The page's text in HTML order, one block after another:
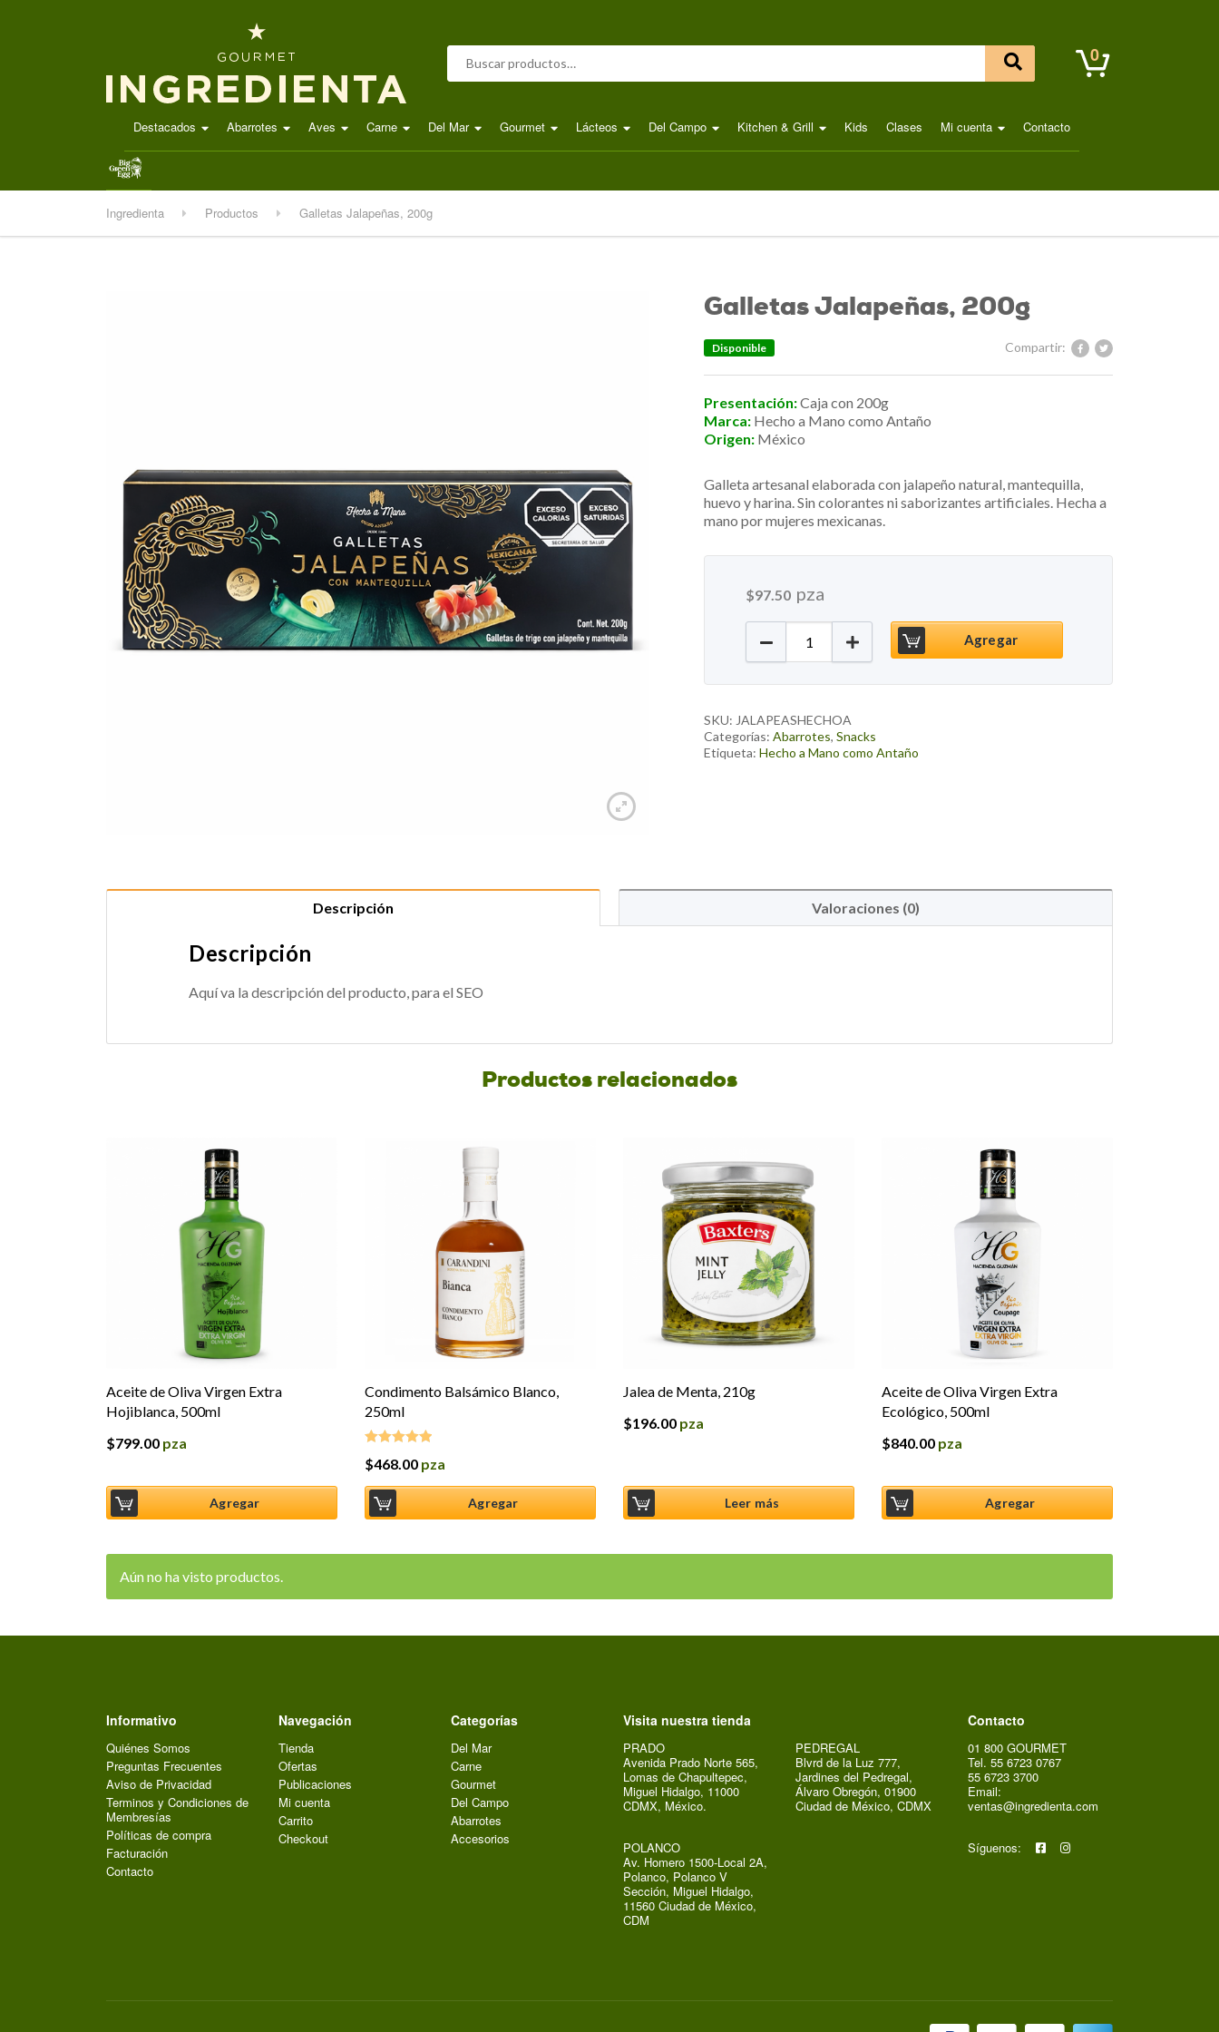
Buscar por: 0
Destacados Abarrotes Aves Carne Del Mar Gourmet Lácteos Del Campo Kitchen & Grill Kids Clases Mi cuenta Contacto
.
Ingredienta Productos Galletas Jalapeñas, 200g
Galletas Jalapeñas, 200g
Compartir:
Disponible
Presentación:Caja con 200g
Marca: Hecho a Mano como Antaño
Origen: México
Galleta artesanal elaborada con jalapeño natural, mantequilla,
huevo y harina. Sin colorantes ni saborizantes artificiales. Hecha a
mano por mujeres mexicanas.
$97.50 pza
Galletas Jalapeñas, 200g cantidad
Agregar
SKU: JALAPEASHECHOA
Categorías:Abarrotes,Snacks
Etiqueta:Hecho a Mano como Antaño
Descripción Valoraciones (0)
Descripción
Aquí va la descripción del producto, para el SEO
Productos relacionados
Aceite de Oliva Virgen Extra
Hojiblanca, 500ml
$799.00 pza
Agregar
Condimento Balsámico Blanco,
250ml
Valorado en
$468.00 pza
Agregar
Jalea de Menta, 210g
$196.00 pza
Leer más
Aceite de Oliva Virgen Extra
Ecológico, 500ml
$840.00 pza
Agregar
Aún no ha visto productos.
Informativo
Quiénes Somos
Preguntas Frecuentes
Aviso de Privacidad
Terminos y Condiciones de
Membresías
Políticas de compra
Facturación
Contacto
Navegación
Tienda
Ofertas
Publicaciones
Mi cuenta
Carrito
Checkout
Categorías
Del Mar
Carne
Gourmet
Del Campo
Abarrotes
Accesorios
Visita nuestra tienda
PRADO
Avenida Prado Norte 565,
Lomas de Chapultepec,
Miguel Hidalgo, 11000
CDMX, México.
POLANCO
Av. Homero 1500-Local 2A,
Polanco, Polanco V
Sección, Miguel Hidalgo,
11560 Ciudad de México,
CDM
PEDREGAL
Blvrd de la Luz 777,
Jardines del Pedregal,
Álvaro Obregón, 01900
Ciudad de México, CDMX
Contacto
01 800 GOURMET
Tel. 55 6723 0767
55 6723 3700
Email:
ventas@ingredienta.com
Síguenos: